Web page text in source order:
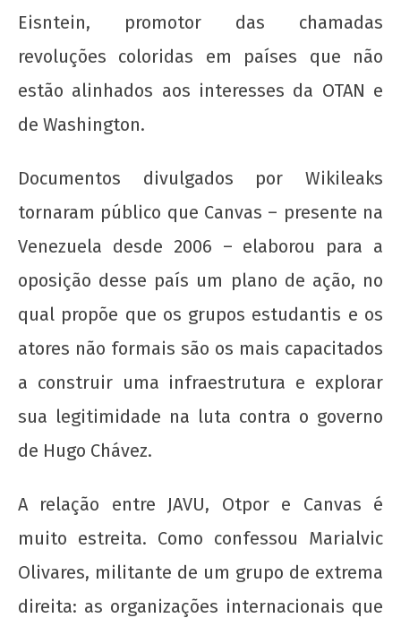
Eisntein, promotor das chamadas
revoluções coloridas em países que não
estão alinhados aos interesses da OTAN e
de Washington.
Documentos divulgados por Wikileaks
tornaram público que Canvas – presente na
Venezuela desde 2006 – elaborou para a
oposição desse país um plano de ação, no
qual propõe que os grupos estudantis e os
atores não formais são os mais capacitados
a construir uma infraestrutura e explorar
sua legitimidade na luta contra o governo
de Hugo Chávez.
A relação entre JAVU, Otpor e Canvas é
muito estreita. Como confessou Marialvic
Olivares, militante de um grupo de extrema
direita: as organizações internacionais que